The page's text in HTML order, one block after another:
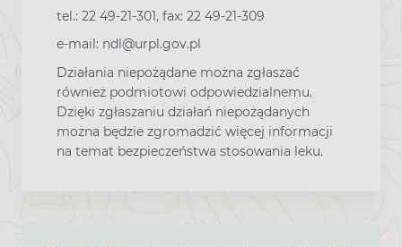
tel.: 22 49-21-301, fax: 22 49-21-309
e-mail: ndl@urpl.gov.pl
Działania niepożądane można zgłaszać
również podmiotowi odpowiedzialnemu.
Dzięki zgłaszaniu działań niepożądanych
można będzie zgromadzić więcej informacji
na temat bezpieczeństwa stosowania leku.